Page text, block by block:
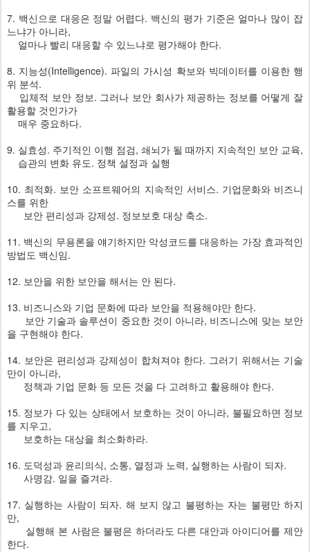
7. 백신으로 대응은 정말 어렵다. 백신의 평가 기준은 얼마나 많이 잡
느냐가 아니라,
얼마나 빨리 대응할 수 있느냐로 평가해야 한다.
8. 지능성(Intelligence). 파일의 가시성 확보와 빅데이터를 이용한 행
위 분석.
입체적 보안 정보. 그러나 보안 회사가 제공하는 정보를 어떻게 잘
활용할 것인가가
매우 중요하다.
9. 실효성. 주기적인 이행 점검, 쇄뇌가 될 때까지 지속적인 보안 교육,
습관의 변화 유도. 정책 설정과 실행
10. 최적화. 보안 소프트웨어의 지속적인 서비스. 기업문화와 비즈니
스를 위한
보안 편리성과 강제성. 정보보호 대상 축소.
11. 백신의 무용론을 얘기하지만 악성코드를 대응하는 가장 효과적인
방법도 백신임.
12. 보안을 위한 보안을 해서는 안 된다.
13. 비즈니스와 기업 문화에 따라 보안을 적용해야만 한다.
보안 기술과 솔루션이 중요한 것이 아니라, 비즈니스에 맞는 보안
을 구현해야 한다.
14. 보안은 편리성과 강제성이 합쳐져야 한다. 그러기 위해서는 기술
만이 아니라,
정책과 기업 문화 등 모든 것을 다 고려하고 활용해야 한다.
15. 정보가 다 있는 상태에서 보호하는 것이 아니라, 불필요하면 정보
를 지우고,
보호하는 대상을 최소화하라.
16. 도덕성과 윤리의식, 소통, 열정과 노력, 실행하는 사람이 되자.
사명감. 일을 즐겨라.
17. 실행하는 사람이 되자. 해 보지 않고 불평하는 자는 불평만 하지
만,
실행해 본 사람은 불평은 하더라도 다른 대안과 아이디어를 제안
한다.